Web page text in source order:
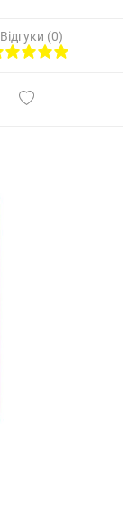
Відгуки (0)